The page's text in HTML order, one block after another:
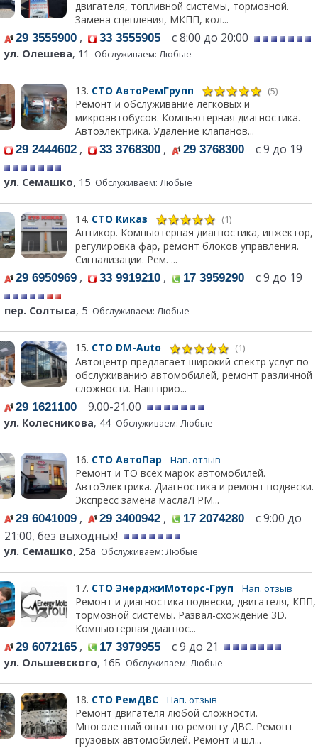
двигателя, топливной системы, тормозной.
Замена сцепления, МКПП, кол...
29 3555900 , 33 3555905 с 8:00 до 20:00
ул. Олешева, 11 Обслуживаем: Любые
13. СТО АвтоРемГрупп (5)
Ремонт и обслуживание легковых и
микроавтобусов. Компьютерная диагностика.
Автоэлектрика. Удаление клапанов...
29 2444602 , 33 3768300 , 29 3768300 с 9 до 19
ул. Семашко, 15 Обслуживаем: Любые
14. СТО Киказ (1)
Антикор. Компьютерная диагностика, инжектор,
регулировка фар, ремонт блоков управления.
Сигнализации. Рем. ...
29 6950969 , 33 9919210 , 17 3959290 с 9 до 19
пер. Солтыса, 5 Обслуживаем: Любые
15. СТО DM-Auto (1)
Автоцентр предлагает широкий спектр услуг по
обслуживанию автомобилей, ремонт различной
сложности. Наш прио...
29 1621100 9.00-21.00
ул. Колесникова, 44 Обслуживаем: Любые
16. СТО АвтоПар Нап. отзыв
Ремонт и ТО всех марок автомобилей.
АвтоЭлектрика. Диагностика и ремонт подвески.
Экспресс замена масла/ГРМ...
29 6041009 , 29 3400942 , 17 2074280 с 9:00 до
21:00, без выходных!
ул. Семашко, 25а Обслуживаем: Любые
17. СТО ЭнерджиМоторс-Груп Нап. отзыв
Ремонт и диагностика подвески, двигателя, КПП,
тормозной системы. Развал-схождение 3D.
Компьютерная диагнос...
29 6072165 , 17 3979955 с 9 до 21
ул. Ольшевского, 16Б Обслуживаем: Любые
18. СТО РемДВС Нап. отзыв
Ремонт двигателя любой сложности.
Многолетний опыт по ремонту ДВС. Ремонт
грузовых автомобилей. Ремонт и шл...